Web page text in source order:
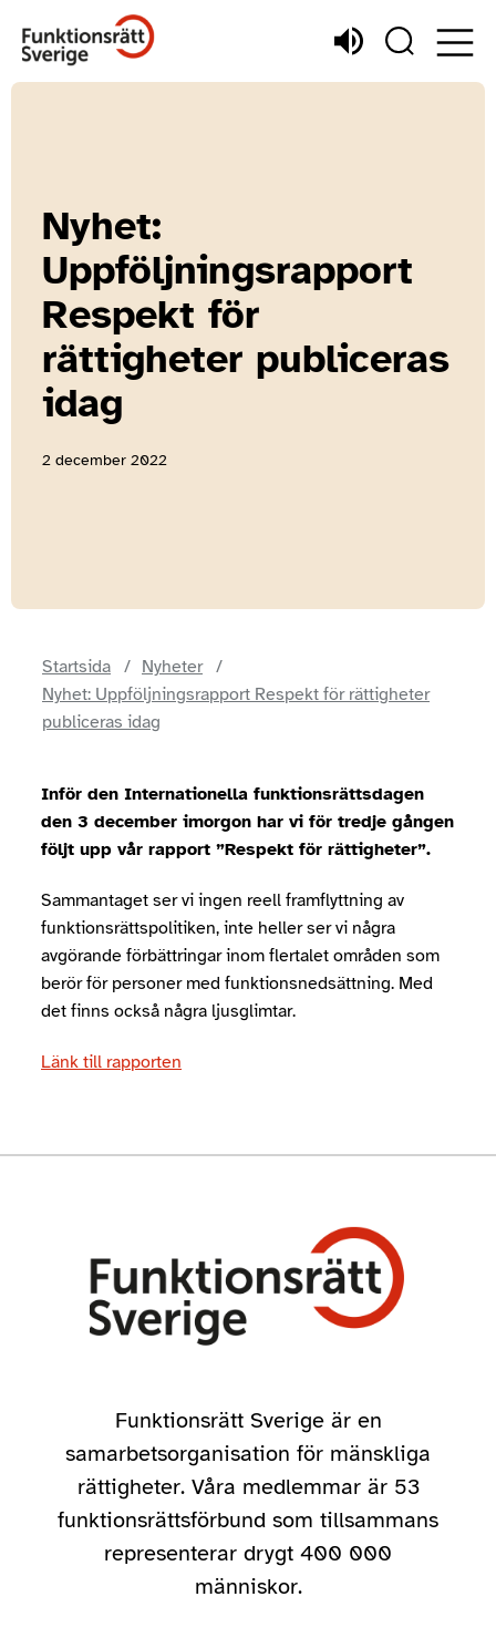
Nyhet:
Uppföljningsrapport
Respekt för
rättigheter publiceras
idag
2 december 2022
Startsida
Nyheter
Nyhet: Uppföljningsrapport Respekt för rättigheter
publiceras idag
Inför den Internationella funktionsrättsdagen
den 3 december imorgon har vi för tredje gången
följt upp vår rapport ”Respekt för rättigheter”.
Sammantaget ser vi ingen reell framflyttning av
funktionsrättspolitiken, inte heller ser vi några
avgörande förbättringar inom flertalet områden som
berör för personer med funktionsnedsättning. Med
det finns också några ljusglimtar.
Länk till rapporten
Funktionsrätt Sverige är en
samarbetsorganisation för mänskliga
rättigheter. Våra medlemmar är 53
funktionsrättsförbund som tillsammans
representerar drygt 400 000
människor.